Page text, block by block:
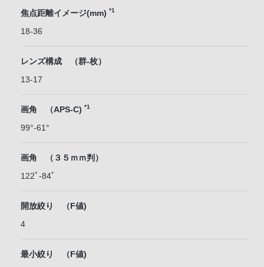
焦点距離イメージ(mm) *1
18-36
レンズ構成 （群-枚）
13-17
画角 （APS-C) *1
99°-61°
画角 （３５ｍｍ判）
122ﾟ-84ﾟ
開放絞り （F値)
4
最小絞り （F値)